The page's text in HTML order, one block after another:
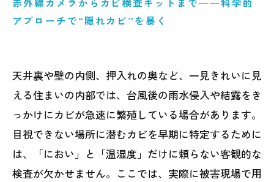
アプローチで“隠れカビ”を暴く
天井裏や壁の内側、押入れの奥など、一見きれいに見
える住まいの内部では、台風後の雨水侵入や結露をき
っかけにカビが急速に繁殖している場合があります。
目視できない場所に潜むカビを早期に特定するために
は、「におい」と「温湿度」だけに頼らない客観的な
検査が欠かせません。ここでは、実際に被害現場で用